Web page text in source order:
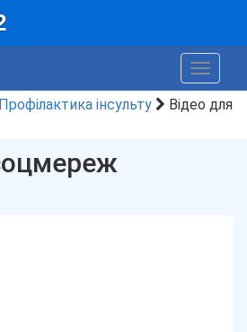
Toggle
Профілактика інсульту
Відео для